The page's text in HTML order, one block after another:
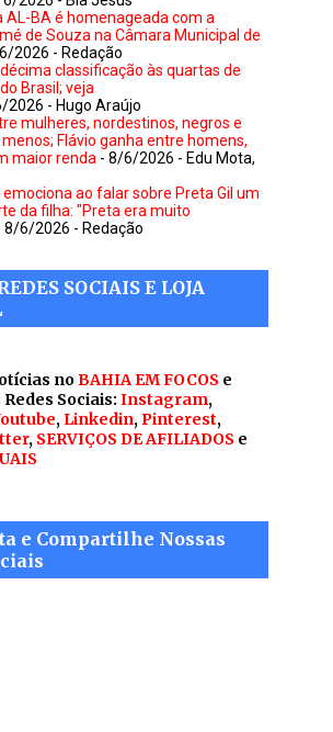
AL-BA é homenageada com a
de Souza na Câmara Municipal de
2026 - Redação
classificação às quartas de
Brasil; veja
2026 - Hugo Araújo
mulheres, nordestinos, negros e
Flávio ganha entre homens,
maior renda - 8/6/2026 - Edu Mota,
emociona ao falar sobre Preta Gil um
da filha: "Preta era muito
8/6/2026 - Redação
SOCIAIS E LOJA
noBAHIA EM FOCOS e
Sociais: Instagram,
, Linkedin,Pinterest,
, SERVIÇOS DE AFILIADOS e
e Compartilhe Nossas